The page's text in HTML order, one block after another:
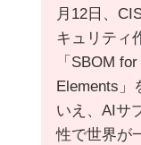
月12日、
キュリティ
「SBOM
Elements」
いえ、AIサ
性で世界が